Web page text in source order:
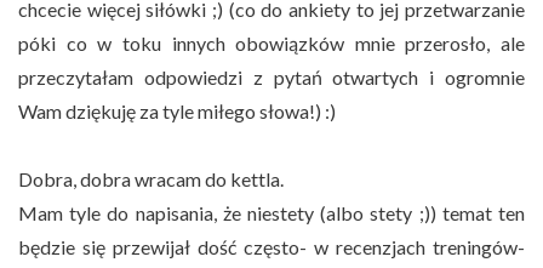
chcecie więcej siłówki ;) (co do ankiety to jej przetwarzanie
póki co w toku innych obowiązków mnie przerosło, ale
przeczytałam odpowiedzi z pytań otwartych i ogromnie
Wam dziękuję za tyle miłego słowa!) :)
Dobra, dobra wracam do kettla.
Mam tyle do napisania, że niestety (albo stety ;)) temat ten
będzie się przewijał dość często- w recenzjach treningów-